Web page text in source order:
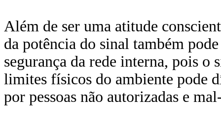
Além de ser uma atitude
da potência do sinal também
segurança da rede interna, pois o
limites físicos do ambiente pode
por pessoas não autorizadas e